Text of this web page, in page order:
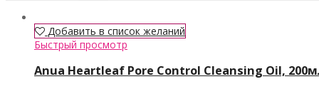
Добавить в список желаний
Быстрый просмотр
Anua Heartleaf Pore Control Cleansing Oil,